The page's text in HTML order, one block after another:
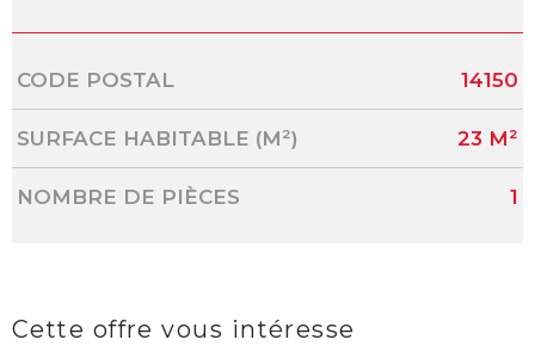
Caractérisque Valeurs
CODE POSTAL 14150
SURFACE HABITABLE (M²) 23 M²
NOMBRE DE PIÈCES 1
Cette offre vous intéresse